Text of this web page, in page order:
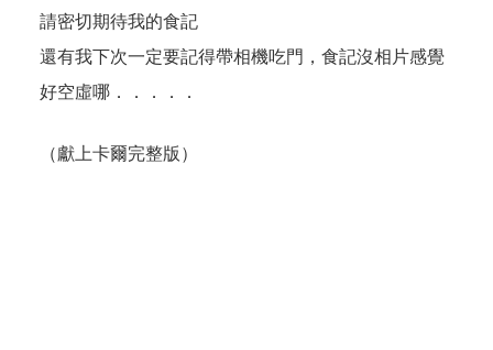
請密切期待我的食記
還有我下次一定要記得帶相機吃門，食記沒相片感覺
好空虛哪．．．．．
（獻上卡爾完整版）